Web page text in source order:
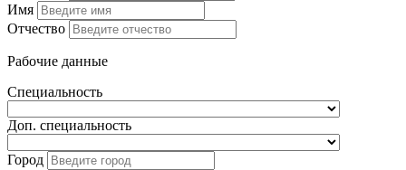
Имя
Отчество
Рабочие данные
Специальность
Доп. специальность
Город